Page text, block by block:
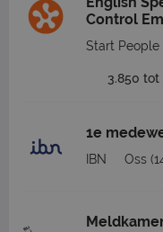
Control
Start People
3.850 tot
1e
IBN Oss